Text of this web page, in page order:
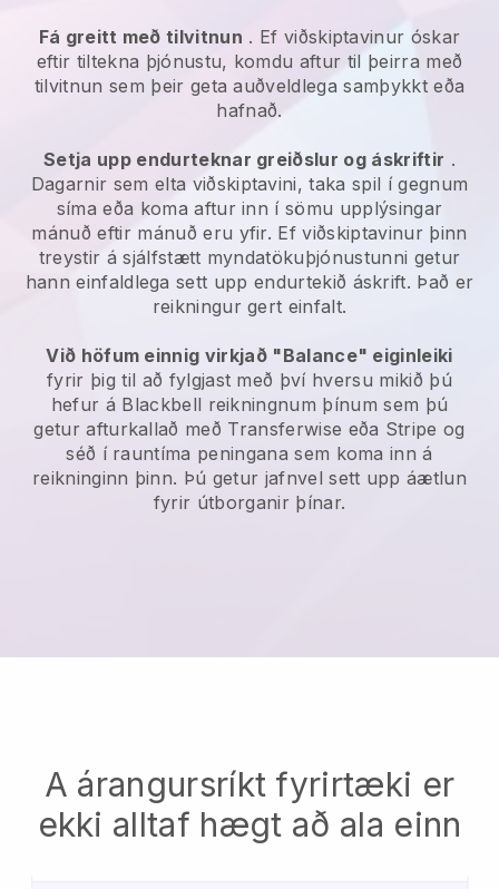
Fá greitt með tilvitnun . Ef viðskiptavinur óskar
eftir tiltekna þjónustu, komdu aftur til þeirra með
tilvitnun sem þeir geta auðveldlega samþykkt eða
hafnað.
Setja upp endurteknar greiðslur og áskriftir .
Dagarnir sem elta viðskiptavini, taka spil í gegnum
síma eða koma aftur inn í sömu upplýsingar
mánuð eftir mánuð eru yfir. Ef viðskiptavinur þinn
treystir á sjálfstætt myndatökuþjónustunni getur
hann einfaldlega sett upp endurtekið áskrift. Það er
reikningur gert einfalt.
Við höfum einnig virkjað "Balance" eiginleiki
fyrir þig til að fylgjast með því hversu mikið þú
hefur á Blackbell reikningnum þínum sem þú
getur afturkallað með Transferwise eða Stripe og
séð í rauntíma peningana sem koma inn á
reikninginn þinn. Þú getur jafnvel sett upp áætlun
fyrir útborganir þínar.
A árangursríkt fyrirtæki er
ekki alltaf hægt að ala einn